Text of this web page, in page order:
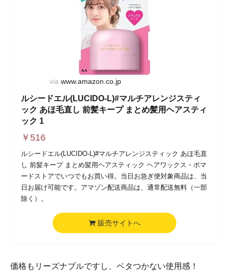
via www.amazon.co.jp
ルシードエル(LUCIDO-L)#マルチアレンジスティ
ック あほ毛直し 前髪キープ まとめ髪用ヘアスティ
ック 1
￥ 516
ルシードエル(LUCIDO-L)#マルチアレンジスティック あほ毛直
し 前髪キープ まとめ髪用ヘアスティック ヘアワックス・ポマ
ードストアでいつでもお買い得。当日お急ぎ便対象商品は、当
日お届け可能です。アマゾン配送商品は、通常配送無料（一部
除く）。
販売サイトへ
価格もリーズナブルですし、ベタつかない使用感！